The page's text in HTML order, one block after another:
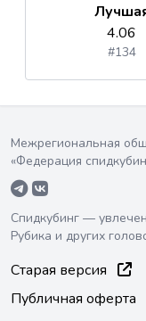
4.06
#134
Межрегиональная
«Федерация
Спидкубинг —
Рубика и других
Старая версия
Публичная оферта